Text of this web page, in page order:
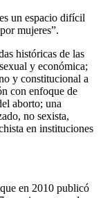
un espacio difícil
mujeres”.
históricas de las
y económica;
y constitucional a
con enfoque de
aborto; una
no sexista,
en instituciones
en 2010 publicó